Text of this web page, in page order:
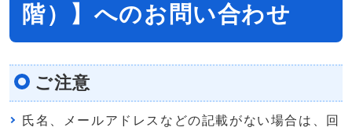
階）】へのお問い合わせ
ご注意
氏名、メールアドレスなどの記載がない場合は、回